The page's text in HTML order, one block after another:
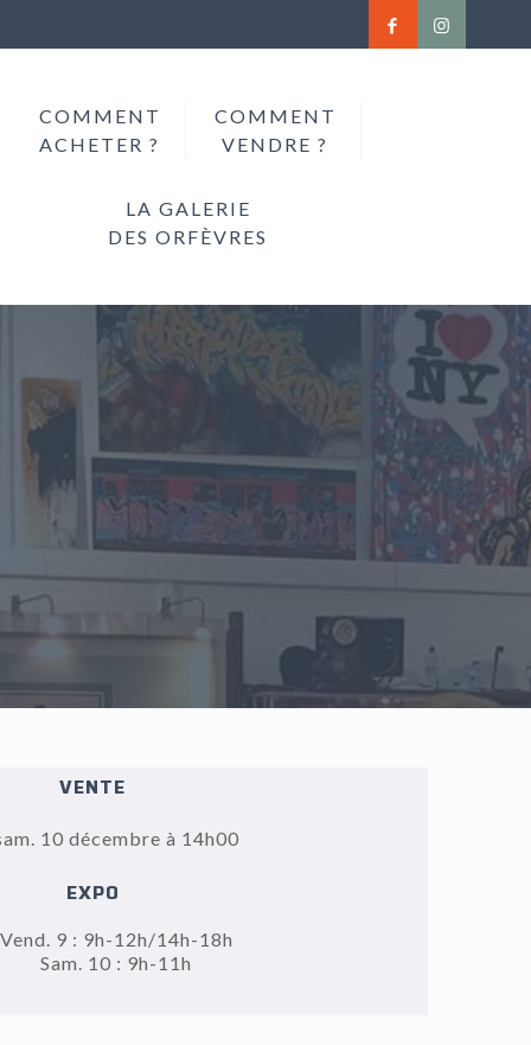
COMMENT
ACHETER ?
COMMENT
VENDRE ?
LA GALERIE
DES ORFÈVRES
VENTE
10 décembre à 14h00
EXPO
Vend. 9 : 9h-12h/14h-18h
Sam. 10 : 9h-11h